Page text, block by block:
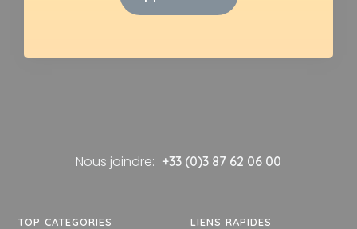
Nous joindre: +33 (0)3 87 62 06 00
TOP CATEGORIES LIENS RAPIDES